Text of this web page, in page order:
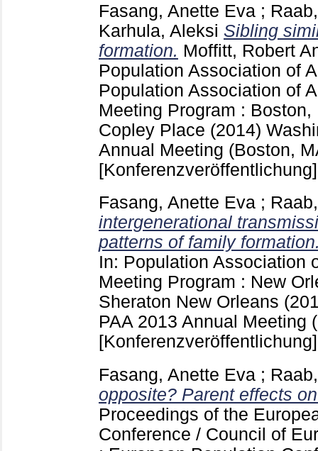
Fasang, Anette Eva ;
Karhula, Aleksi Sibling
formation. Moffitt, Robert
Population Association of
Population Association of
Meeting Program :
Copley Place (2014)
Annual Meeting (Boston,
[Konferenzveröffentlichung]
Fasang, Anette Eva ;
intergenerational
patterns of family
In: Population Association
Meeting Program : New
Sheraton New Orleans
PAA 2013 Annual Meeting
[Konferenzveröffentlichung]
Fasang, Anette Eva ;
opposite? Parent effects
Proceedings of the
Conference / Council of